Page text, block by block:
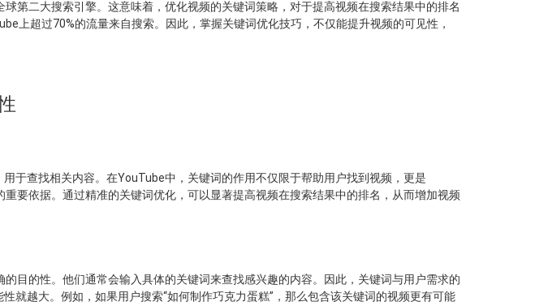
第二大搜索引擎。这意味着，优化视频的关键词策略，对于提高视频在搜索结果中的排名
上超过70%的流量来自搜索。因此，掌握关键词优化技巧，不仅能提升视频的可见性，
于查找相关内容。在YouTube中，关键词的作用不仅限于帮助用户找到视频，更是
要依据。通过精准的关键词优化，可以显著提高视频在搜索结果中的排名，从而增加视频
目的性。他们通常会输入具体的关键词来查找感兴趣的内容。因此，关键词与用户需求的
就越大。例如，如果用户搜索“如何制作巧克力蛋糕”，那么包含该关键词的视频更有可能